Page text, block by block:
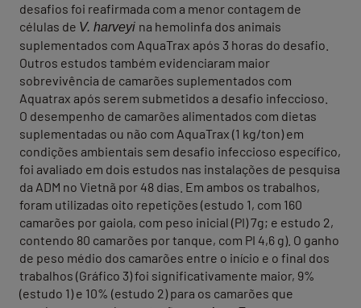
desafios foi reafirmada com a menor contagem de
células de V. harveyi na hemolinfa dos animais
suplementados com AquaTrax após 3 horas do desafio.
Outros estudos também evidenciaram maior
sobrevivência de camarões suplementados com
Aquatrax após serem submetidos a desafio infeccioso.
O desempenho de camarões alimentados com dietas
suplementadas ou não com AquaTrax (1 kg/ton) em
condições ambientais sem desafio infeccioso específico,
foi avaliado em dois estudos nas instalações de pesquisa
da ADM no Vietnã por 48 dias. Em ambos os trabalhos,
foram utilizadas oito repetições (estudo 1, com 160
camarões por gaiola, com peso inicial (PI) 7g; e estudo 2,
contendo 80 camarões por tanque, com PI 4,6 g). O ganho
de peso médio dos camarões entre o início e o final dos
trabalhos (Gráfico 3) foi significativamente maior, 9%
(estudo 1) e 10% (estudo 2) para os camarões que